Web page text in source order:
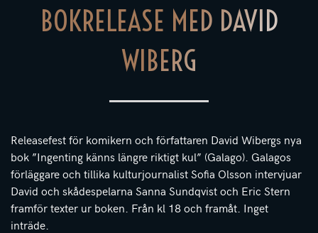
BOKRELEASE MED DAVID
WIBERG
Releasefest för komikern och författaren David Wibergs nya
bok ”Ingenting känns längre riktigt kul” (Galago). Galagos
förläggare och tillika kulturjournalist Sofia Olsson intervjuar
David och skådespelarna Sanna Sundqvist och Eric Stern
framför texter ur boken. Från kl 18 och framåt. Inget
inträde.